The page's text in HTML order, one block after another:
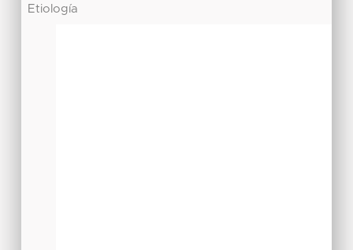
Etiología